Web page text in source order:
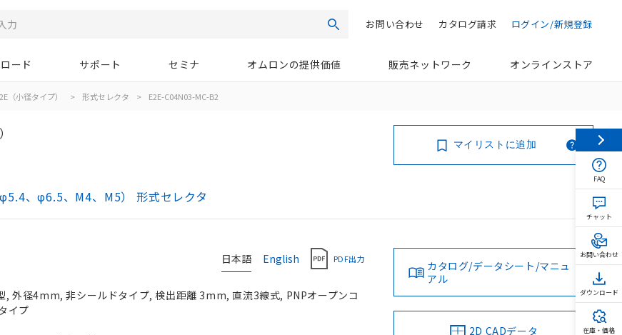
検索 ログイン/新規登録
カタログ請求
お問い合わせ
ード サポート セミナ オムロンの提供価値 販売ネットワーク オンラインストア
（小径タイプ） > 形式セレクタ > E2E-C04N03-MC-B2
、φ6.5、M4、M5） 形式セレクタ
マイリストに追加
日本語 English PDF出力
, 外径4mm, 非シールドタイプ, 検出距離 3mm, 直流3線式, PNPオープンコ
イプ
カタログ/データシート/マニュ
アル
2D CADデータ
FAQ
チャット
お問い合わせ
ダウンロード
在庫・価格